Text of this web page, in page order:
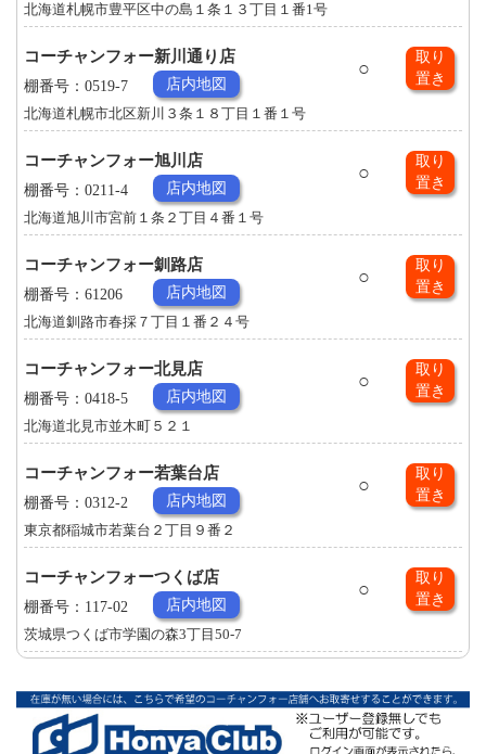
北海道札幌市豊平区中の島１条１３丁目１番1号
コーチャンフォー新川通り店
○
取り
置き
棚番号：0519-7 店内地図
北海道札幌市北区新川３条１８丁目１番１号
コーチャンフォー旭川店
○
取り
置き
棚番号：0211-4 店内地図
北海道旭川市宮前１条２丁目４番１号
コーチャンフォー釧路店
○
取り
置き
棚番号：61206 店内地図
北海道釧路市春採７丁目１番２４号
コーチャンフォー北見店
○
取り
置き
棚番号：0418-5 店内地図
北海道北見市並木町５２１
コーチャンフォー若葉台店
○
取り
置き
棚番号：0312-2 店内地図
東京都稲城市若葉台２丁目９番２
コーチャンフォーつくば店
○
取り
置き
棚番号：117-02 店内地図
茨城県つくば市学園の森3丁目50-7